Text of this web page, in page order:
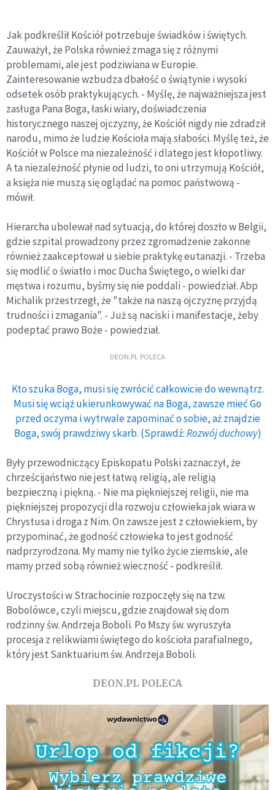
Jak podkreślił Kościół potrzebuje świadków i świętych.
Zauważył, że Polska również zmaga się z różnymi
problemami, ale jest podziwiana w Europie.
Zainteresowanie wzbudza dbałość o świątynie i wysoki
odsetek osób praktykujących. - Myślę, że najważniejsza jest
zasługa Pana Boga, łaski wiary, doświadczenia
historycznego naszej ojczyzny, że Kościół nigdy nie zdradził
narodu, mimo że ludzie Kościoła mają słabości. Myślę też, że
Kościół w Polsce ma niezależność i dlatego jest kłopotliwy.
A ta niezależność płynie od ludzi, to oni utrzymują Kościół,
a księża nie muszą się oglądać na pomoc państwową -
mówił.
Hierarcha ubolewał nad sytuacją, do której doszło w Belgii,
gdzie szpital prowadzony przez zgromadzenie zakonne
również zaakceptował u siebie praktykę eutanazji. - Trzeba
się modlić o światło i moc Ducha Świętego, o wielki dar
męstwa i rozumu, byśmy się nie poddali - powiedział. Abp
Michalik przestrzegł, że "także na naszą ojczyznę przyjdą
trudności i zmagania". - Już są naciski i manifestacje, żeby
podeptać prawo Boże - powiedział.
DEON.PL POLECA
Kto szuka Boga, musi się zwrócić całkowicie do wewnątrz.
Musi się wciąż ukierunkowywać na Boga, zawsze mieć Go
przed oczyma i wytrwale zapominać o sobie, aż znajdzie
Boga, swój prawdziwy skarb. (Sprawdź:Rozwój duchowy)
Były przewodniczący Episkopatu Polski zaznaczył, że
chrześcijaństwo nie jest łatwą religią, ale religią
bezpieczną i piękną. - Nie ma piękniejszej religii, nie ma
piękniejszej propozycji dla rozwoju człowieka jak wiara w
Chrystusa i droga z Nim. On zawsze jest z człowiekiem, by
przypominać, że godność człowieka to jest godność
nadprzyrodzona. My mamy nie tylko życie ziemskie, ale
mamy przed sobą również wieczność - podkreślił.
Uroczystości w Strachocinie rozpoczęły się na tzw.
Bobolówce, czyli miejscu, gdzie znajdował się dom
rodzinny św. Andrzeja Boboli. Po Mszy św. wyruszyła
procesja z relikwiami świętego do kościoła parafialnego,
który jest Sanktuarium św. Andrzeja Boboli.
DEON.PL POLECA